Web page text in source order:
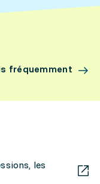
fréquemment
les